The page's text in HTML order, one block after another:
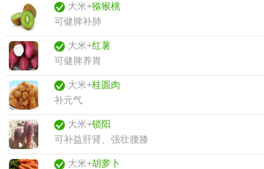
大米+猕猴桃
可健脾补肺
大米+红薯
可健脾养胃
大米+桂圆肉
补元气
大米+锁阳
可补益肝肾、强壮腰膝
大米+胡萝卜